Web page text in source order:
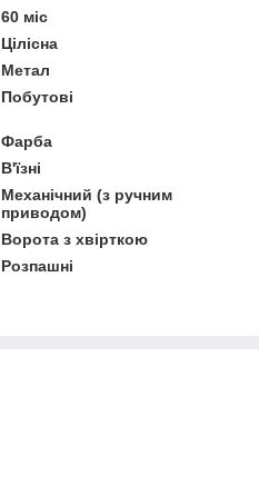
60 міс
Цілісна
Метал
Побутові
Фарба
В'їзні
Механічний (з ручним
приводом)
Ворота з хвірткою
Розпашні